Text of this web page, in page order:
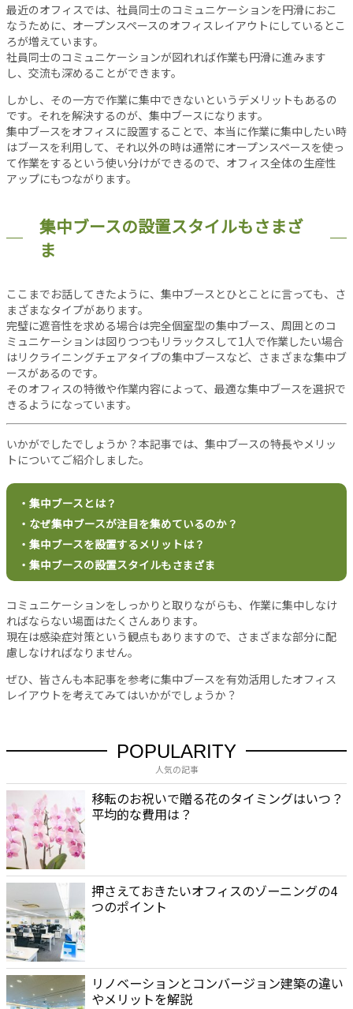
気
記
事
お
す
す
め
記
事
ト
い
て
運
営
会
社
利
用
規
約
イ
バ
シ
ー
ポ
シ
ー
お
い
合
最近のオフィスでは、社員同士のコミュニケーションを円滑におこ
なうために、オープンスペースのオフィスレイアウトにしているとこ
ろが増えています。
社員同士のコミュニケーションが図れれば作業も円滑に進みます
し、交流も深めることができます。
しかし、その一方で作業に集中できないというデメリットもあるの
です。それを解決するのが、集中ブースになります。
集中ブースをオフィスに設置することで、本当に作業に集中したい時
はブースを利用して、それ以外の時は通常にオープンスペースを使っ
て作業をするという使い分けができるので、オフィス全体の生産性
アップにもつながります。
集中ブースの設置スタイルもさまざ
ま
ここまでお話してきたように、集中ブースとひとことに言っても、さ
まざまなタイプがあります。
完璧に遮音性を求める場合は完全個室型の集中ブース、周囲とのコ
ミュニケーションは図りつつもリラックスして1人で作業したい場合
はリクライニングチェアタイプの集中ブースなど、さまざまな集中ブ
ースがあるのです。
そのオフィスの特徴や作業内容によって、最適な集中ブースを選択で
きるようになっています。
いかがでしたでしょうか？本記事では、集中ブースの特長やメリッ
トについてご紹介しました。
・集中ブースとは？
・なぜ集中ブースが注目を集めているのか？
・集中ブースを設置するメリットは？
・集中ブースの設置スタイルもさまざま
コミュニケーションをしっかりと取りながらも、作業に集中しなけ
ればならない場面はたくさんあります。
現在は感染症対策という観点もありますので、さまざまな部分に配
慮しなければなりません。
ぜひ、皆さんも本記事を参考に集中ブースを有効活用したオフィス
レイアウトを考えてみてはいかがでしょうか？
POPULARITY
人気の記事
移転のお祝いで贈る花のタイミングはいつ？
平均的な費用は？
押さえておきたいオフィスのゾーニングの4
つのポイント
リノベーションとコンバージョン建築の違い
やメリットを解説